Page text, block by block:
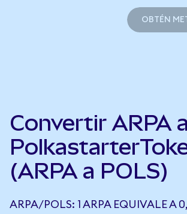
OBTÉN
Convertir ARPA a
(ARPA a POLS)
ARPA/POLS: 1 ARPA EQUIVALE A